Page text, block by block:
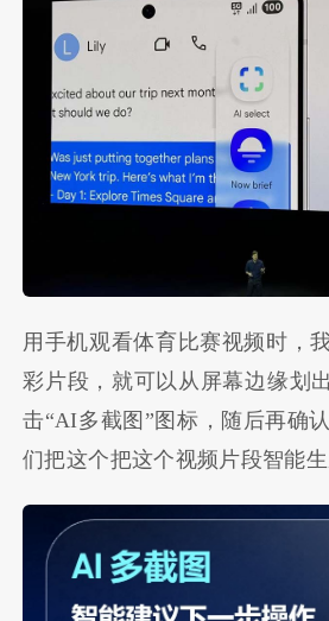
用手机观看体育比赛视频时，
彩片段，就可以从屏幕边缘划
击“AI多截图”图标，随后再确
们把这个把这个视频片段智能生